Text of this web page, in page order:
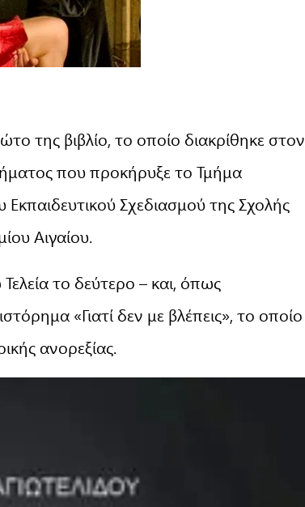
της βιβλίο, το οποίο διακρίθηκε στον
που προκήρυξε το Τμήμα
Σχεδιασμού της Σχολής
Αιγαίου.
το δεύτερο – και, όπως
«Γιατί δεν με βλέπεις», το οποίο
ανορεξίας.